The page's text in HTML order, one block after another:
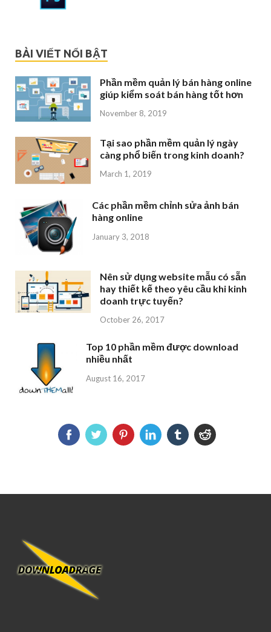
BÀI VIẾT NỔI BẬT
Phần mềm quản lý bán hàng online
giúp kiểm soát bán hàng tốt hơn
November 8, 2019
Tại sao phần mềm quản lý ngày
càng phổ biến trong kinh doanh?
March 1, 2019
Các phần mềm chỉnh sửa ảnh bán
hàng online
January 3, 2018
Nên sử dụng website mẫu có sẵn
hay thiết kế theo yêu cầu khi kinh
doanh trực tuyến?
October 26, 2017
Top 10 phần mềm được download
nhiều nhất
August 16, 2017